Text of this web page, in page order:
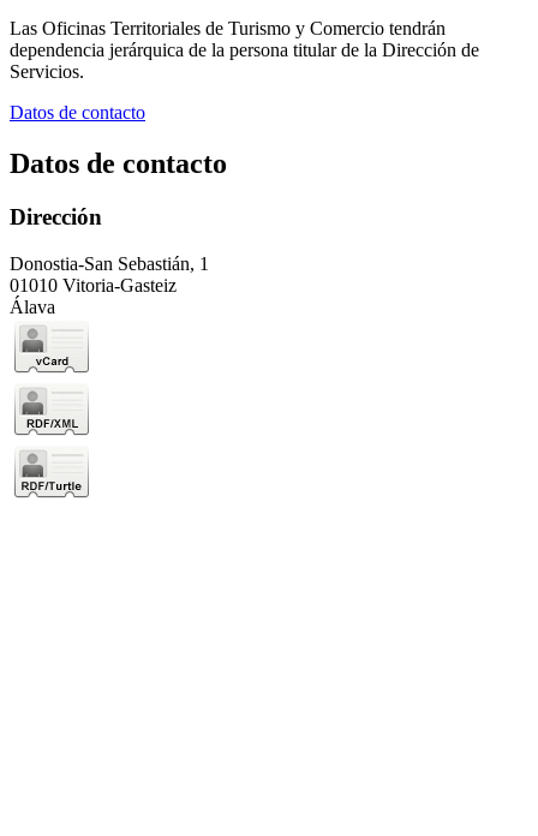
Las Oficinas Territoriales de Turismo y Comercio tendrán
dependencia jerárquica de la persona titular de la Dirección de
Servicios.
Datos de contacto
Datos de contacto
Dirección
Donostia-San Sebastián, 1
01010 Vitoria-Gasteiz
Álava